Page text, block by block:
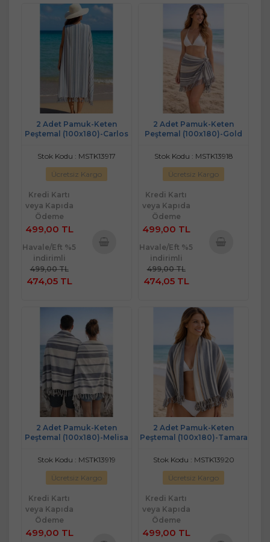
2 Adet Pamuk-Keten
Peştemal (100x180)-Carlos
Stok Kodu : MSTK13917
Ücretsiz Kargo
Kredi Kartı
veya Kapıda
Ödeme
499,00 TL
Havale/Eft %5
indirimli
499,00 TL
474,05 TL
2 Adet Pamuk-Keten
Peştemal (100x180)-Gold
Stok Kodu : MSTK13918
Ücretsiz Kargo
Kredi Kartı
veya Kapıda
Ödeme
499,00 TL
Havale/Eft %5
indirimli
499,00 TL
474,05 TL
2 Adet Pamuk-Keten
Peştemal (100x180)-Melisa
Stok Kodu : MSTK13919
Ücretsiz Kargo
Kredi Kartı
veya Kapıda
Ödeme
499,00 TL
2 Adet Pamuk-Keten
Peştemal (100x180)-Tamara
Stok Kodu : MSTK13920
Ücretsiz Kargo
Kredi Kartı
veya Kapıda
Ödeme
499,00 TL